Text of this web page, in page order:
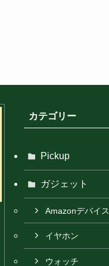
カテゴリー
Pickup
ガジェット
Amazonデバイス
イヤホン
ウォッチ